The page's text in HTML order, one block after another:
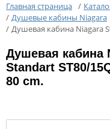
Главная страница /
/ Душевые кабины Niagara
/ Душевая кабина Niagara
Душевая кабина
Standart ST80/
80 cm.